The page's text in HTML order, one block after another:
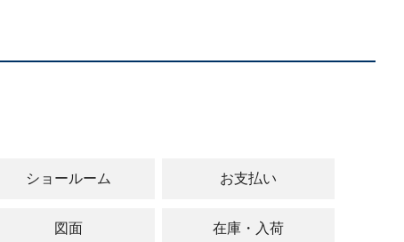
ショールーム お支払い
図面 在庫・入荷